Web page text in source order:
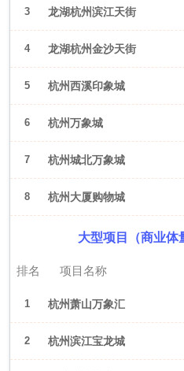
3 龙湖杭州滨江天街
4 龙湖杭州金沙天街
5 杭州西溪印象城
6 杭州万象城
7 杭州城北万象城
8 杭州大厦购物城
大型项目（商业体
排名 项目名称
1 杭州萧山万象汇
2 杭州滨江宝龙城